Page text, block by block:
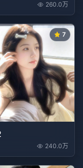
260.0万
7
240.0万